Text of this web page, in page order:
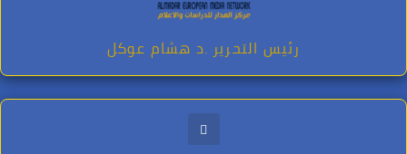
رئيس التحرير .د هشام عوكل